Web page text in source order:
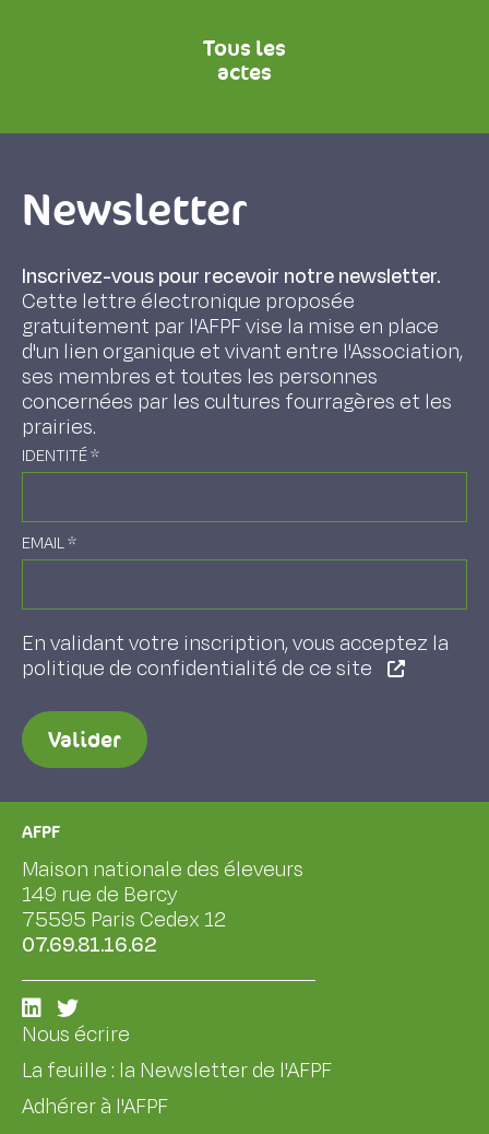
Tous les
actes
Newsletter
Inscrivez-vous pour recevoir notre newsletter.
Cette lettre électronique proposée
gratuitement par l'AFPF vise la mise en place
d'un lien organique et vivant entre l'Association,
ses membres et toutes les personnes
concernées par les cultures fourragères et les
prairies.
IDENTITÉ*
EMAIL*
En validant votre inscription, vous acceptez la
politique de confidentialité de ce site
Valider
AFPF
Maison nationale des éleveurs
149 rue de Bercy
75595 Paris Cedex 12
07.69.81.16.62
Nous écrire
La feuille : la Newsletter de l'AFPF
Adhérer à l'AFPF